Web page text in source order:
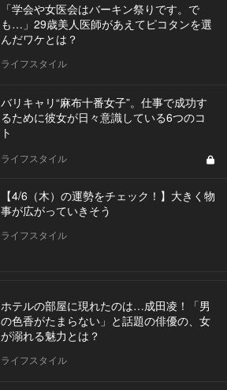
「学会や女医会はバーキン祭りです。で
も…」29歳美人医師があえてピコタンを選
んだワケとは？
ライフスタイル
バリキャリ“麻布十番女子”。仕事で成功す
るために彼女が日々意識している6つのコ
ト
ライフスタイル
【4/6（木）の運勢をチェック！】大きく物
事が広がっていきそう
ライフスタイル
ホテルの部屋に現れたのは…成田凌！「男
の色香がたまらない」と話題の俳優の、女
が溺れる魅力とは？
ライフスタイル